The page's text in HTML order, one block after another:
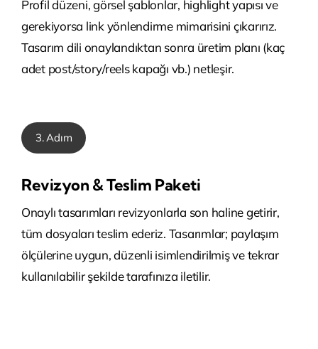
Profil düzeni, görsel şablonlar, highlight yapısı ve
gerekiyorsa link yönlendirme mimarisini çıkarırız.
Tasarım dili onaylandıktan sonra üretim planı (kaç
adet post/story/reels kapağı vb.) netleşir.
3. Adım
Revizyon & Teslim Paketi
Onaylı tasarımları revizyonlarla son haline getirir,
tüm dosyaları teslim ederiz. Tasarımlar; paylaşım
ölçülerine uygun, düzenli isimlendirilmiş ve tekrar
kullanılabilir şekilde tarafınıza iletilir.